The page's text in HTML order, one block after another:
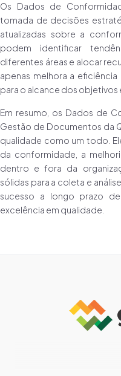
Os Dados de
tomada de decisões
atualizadas sobre a
podem identificar
diferentes áreas e alocar
apenas melhora a
para o alcance dos objetivos
Em resumo, os Dados de
Gestão de Documentos da
qualidade como um todo.
da conformidade, a
dentro e fora da
sólidas para a coleta e
sucesso a longo prazo
excelência em qualidade.